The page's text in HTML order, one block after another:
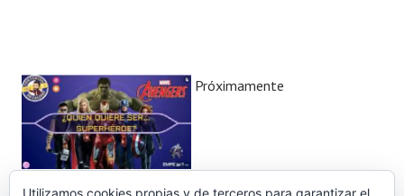
Próximamente
Utilizamos cookies propias y de terceros para garantizar el